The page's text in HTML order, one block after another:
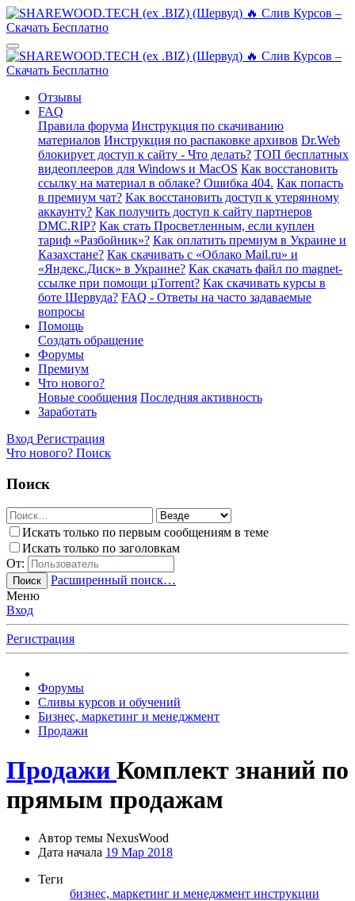
Отзывы
FAQ
Правила форума Инструкция по скачиванию
материалов Инструкция по распаковке архивов Dr.Web
блокирует доступ к сайту - Что делать? ТОП бесплатных
видеоплееров для Windows и MacOS Как восстановить
ссылку на материал в облаке? Ошибка 404. Как попасть
в премиум чат? Как восстановить доступ к утерянному
аккаунту? Как получить доступ к сайту партнеров
DMC.RIP? Как стать Просветленным, если куплен
тариф «Разбойник»? Как оплатить премиум в Украине и
Казахстане? Как скачивать с «Облако Mail.ru» и
«Яндекс.Диск» в Украине? Как скачать файл по magnet-
ссылке при помощи µTorrent? Как скачивать курсы в
боте Шервуда? FAQ - Ответы на часто задаваемые
вопросы
Помощь
Создать обращение
Форумы
Премиум
Что нового?
Новые сообщения Последняя активность
Заработать
Вход Регистрация
Что нового? Поиск
Поиск
Искать только по первым сообщениям в теме
Искать только по заголовкам
От:
Поиск
Расширенный поиск…
Меню
Вход
Регистрация
Форумы
Сливы курсов и обучений
Бизнес, маркетинг и менеджмент
Продажи
Продажи Комплект знаний по
прямым продажам
Автор темы NexusWood
Дата начала 19 Мар 2018
Теги
бизнес, маркетинг и менеджмент инструкции